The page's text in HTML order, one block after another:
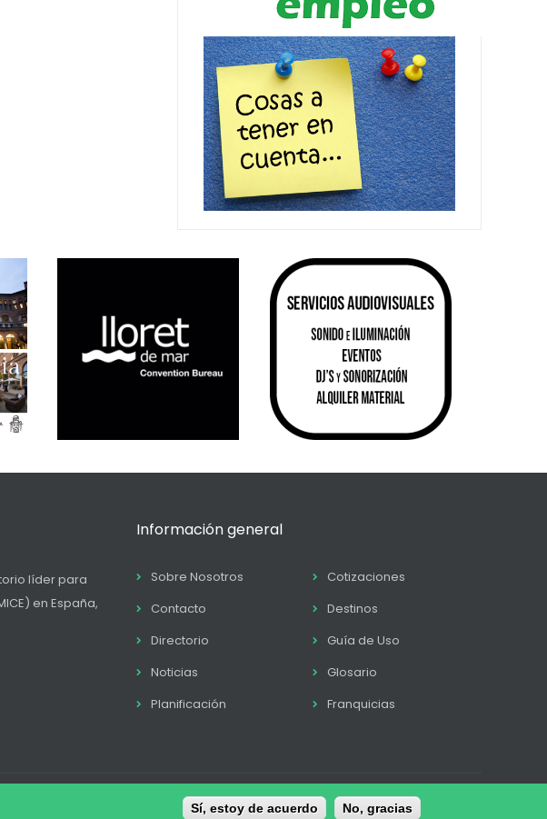
líder para
en España,
Información general
Sobre Nosotros
Cotizaciones
Contacto
Destinos
Directorio
Guía de Uso
Noticias
Glosario
Planificación
Franquicias
Política de Cookies Términos y condiciones
Sí, estoy de acuerdo No, gracias